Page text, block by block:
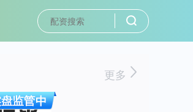
更多